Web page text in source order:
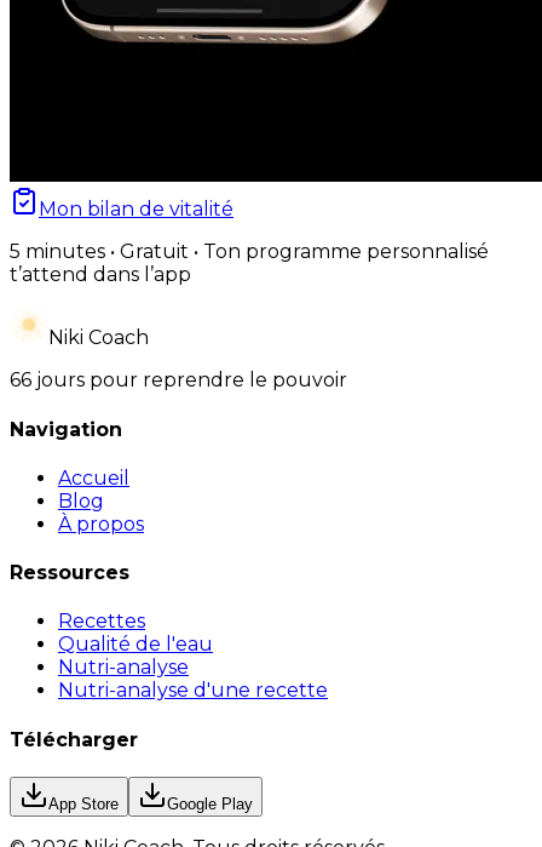
Mon bilan de vitalité
5 minutes • Gratuit • Ton programme personnalisé
t’attend dans l’app
Niki Coach
66 jours pour reprendre le pouvoir
Navigation
Accueil
Blog
À propos
Ressources
Recettes
Qualité de l'eau
Nutri-analyse
Nutri-analyse d'une recette
Télécharger
App Store Google Play